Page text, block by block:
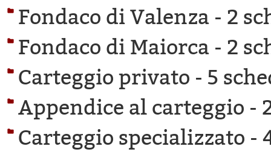
Fondaco di Valenza - 2
Fondaco di Maiorca - 2
Carteggio privato - 5
Appendice al carteggio -
Carteggio specializzato -